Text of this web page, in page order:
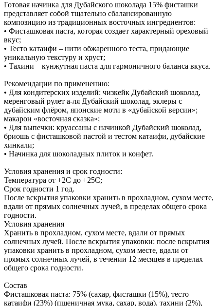
Готовая начинка для Дубайского шоколада 15% фисташки
представляет собой тщательно сбалансированную
композицию из традиционных восточных ингредиентов:
• Фисташковая паста, которая создает характерный ореховый
вкус;
• Тесто катаифи – нити обжаренного теста, придающие
уникальную текстуру и хруст;
• Тахини – кунжутная паста для гармоничного баланса вкуса.
Рекомендации по применению:
• Для кондитерских изделий: чизкейк Дубайский шоколад,
меренговый рулет а-ля Дубайский шоколад, эклеры с
дубайским флёром, японские моти в «дубайской версии»;
макарон «восточная сказка»;
• Для выпечки: круассаны с начинкой Дубайский шоколад,
бриошь с фисташковой пастой и тестом катаифи, дубайские
хинкали;
• Начинка для шоколадных плиток и конфет.
Условия хранения и срок годности:
Температура от +2C до +25C;
Срок годности 1 год.
После вскрытия упаковки хранить в прохладном, сухом месте,
вдали от прямых солнечных лучей, в пределах общего срока
годности.
Условия хранения
Хранить в прохладном, сухом месте, вдали от прямых
солнечных лучей. После вскрытия упаковки: после вскрытия
упаковки хранить в прохладном, сухом месте, вдали от
прямых солнечных лучей, в течении 12 месяцев в пределах
общего срока годности.
Состав
Фисташковая паста: 75% (сахар, фисташки (15%), тесто
катаифи (23%) (пшеничная мука, сахар, вода), тахини (2%),